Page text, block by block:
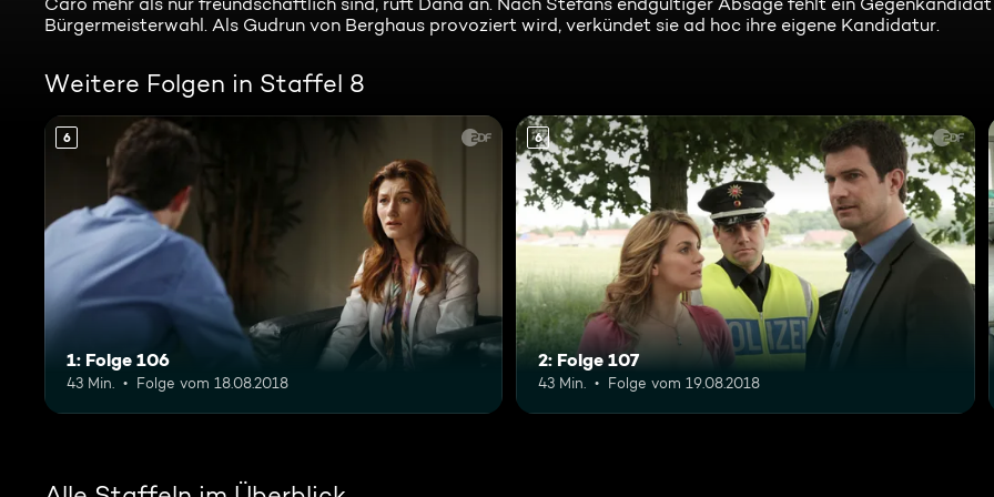
Bürgermeisterwahl. Als Gudrun von Berghaus provoziert wird, verkündet sie ad hoc ihre eigene Kandidatur.
Weitere Folgen in Staffel 8
6
1: Folge 106
43 Min. Folge vom 18.08.2018
6
2: Folge 107
43 Min. Folge vom 19.08.2018